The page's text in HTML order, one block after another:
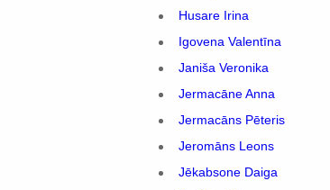
Husare Irina
Igovena Valentīna
Janiša Veronika
Jermacāne Anna
Jermacāns Pēteris
Jeromāns Leons
Jēkabsone Daiga